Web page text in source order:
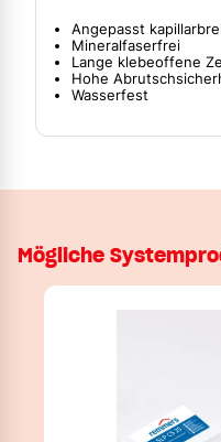
Angepasst
Mineralfaserfrei
Lange klebeoffene
Hohe
Wasserfest
Mögliche